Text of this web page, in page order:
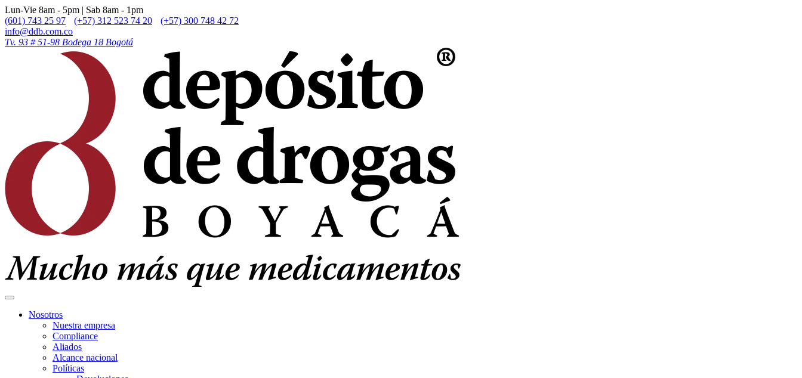
Lun-Vie 8am - 5pm | Sab 8am - 1pm
(601) 743 25 97
(+57) 312 523 74 20
(+57) 300 748 42 72
info@ddb.com.co
Tv. 93 # 51-98 Bodega 18 Bogotá
Nosotros
Nuestra empresa
Compliance
Aliados
Alcance nacional
Políticas